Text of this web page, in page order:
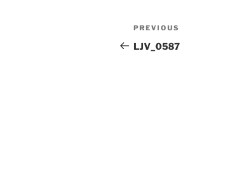
Post
navigation
Previous
Post
PREVIOUS
LJV_0587